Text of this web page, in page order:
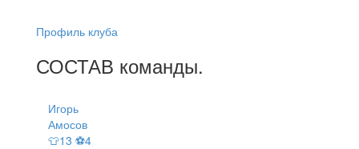
Профиль клуба
СОСТАВ команды.
Игорь
Амосов
👕13 ⚽4